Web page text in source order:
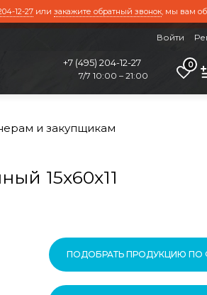
12-27 или закажите обратный звонок, мы вам
Войти
+7 (495) 204-12-27
7/7 10:00 – 21:00
0
и закупщикам
15х60х11
ПОДОБРАТЬ ПРОДУКЦИЮ ПО